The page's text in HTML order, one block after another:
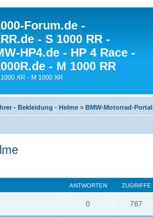
Forum.de -
- S 1000 RR -
HP4.de - HP 4 Race -
- M 1000 RR
XR - M 1000 XR
- Bekleidung - Helme » BMW-Motorrad-Portal
ANTWORTEN ZUGRIFFE
0 767